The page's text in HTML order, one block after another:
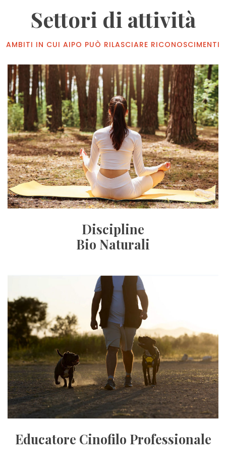
Settori di attività
AMBITI IN CUI AIPO PUÒ RILASCIARE RICONOSCIMENTI
Discipline
Bio Naturali
Educatore Cinofilo Professionale